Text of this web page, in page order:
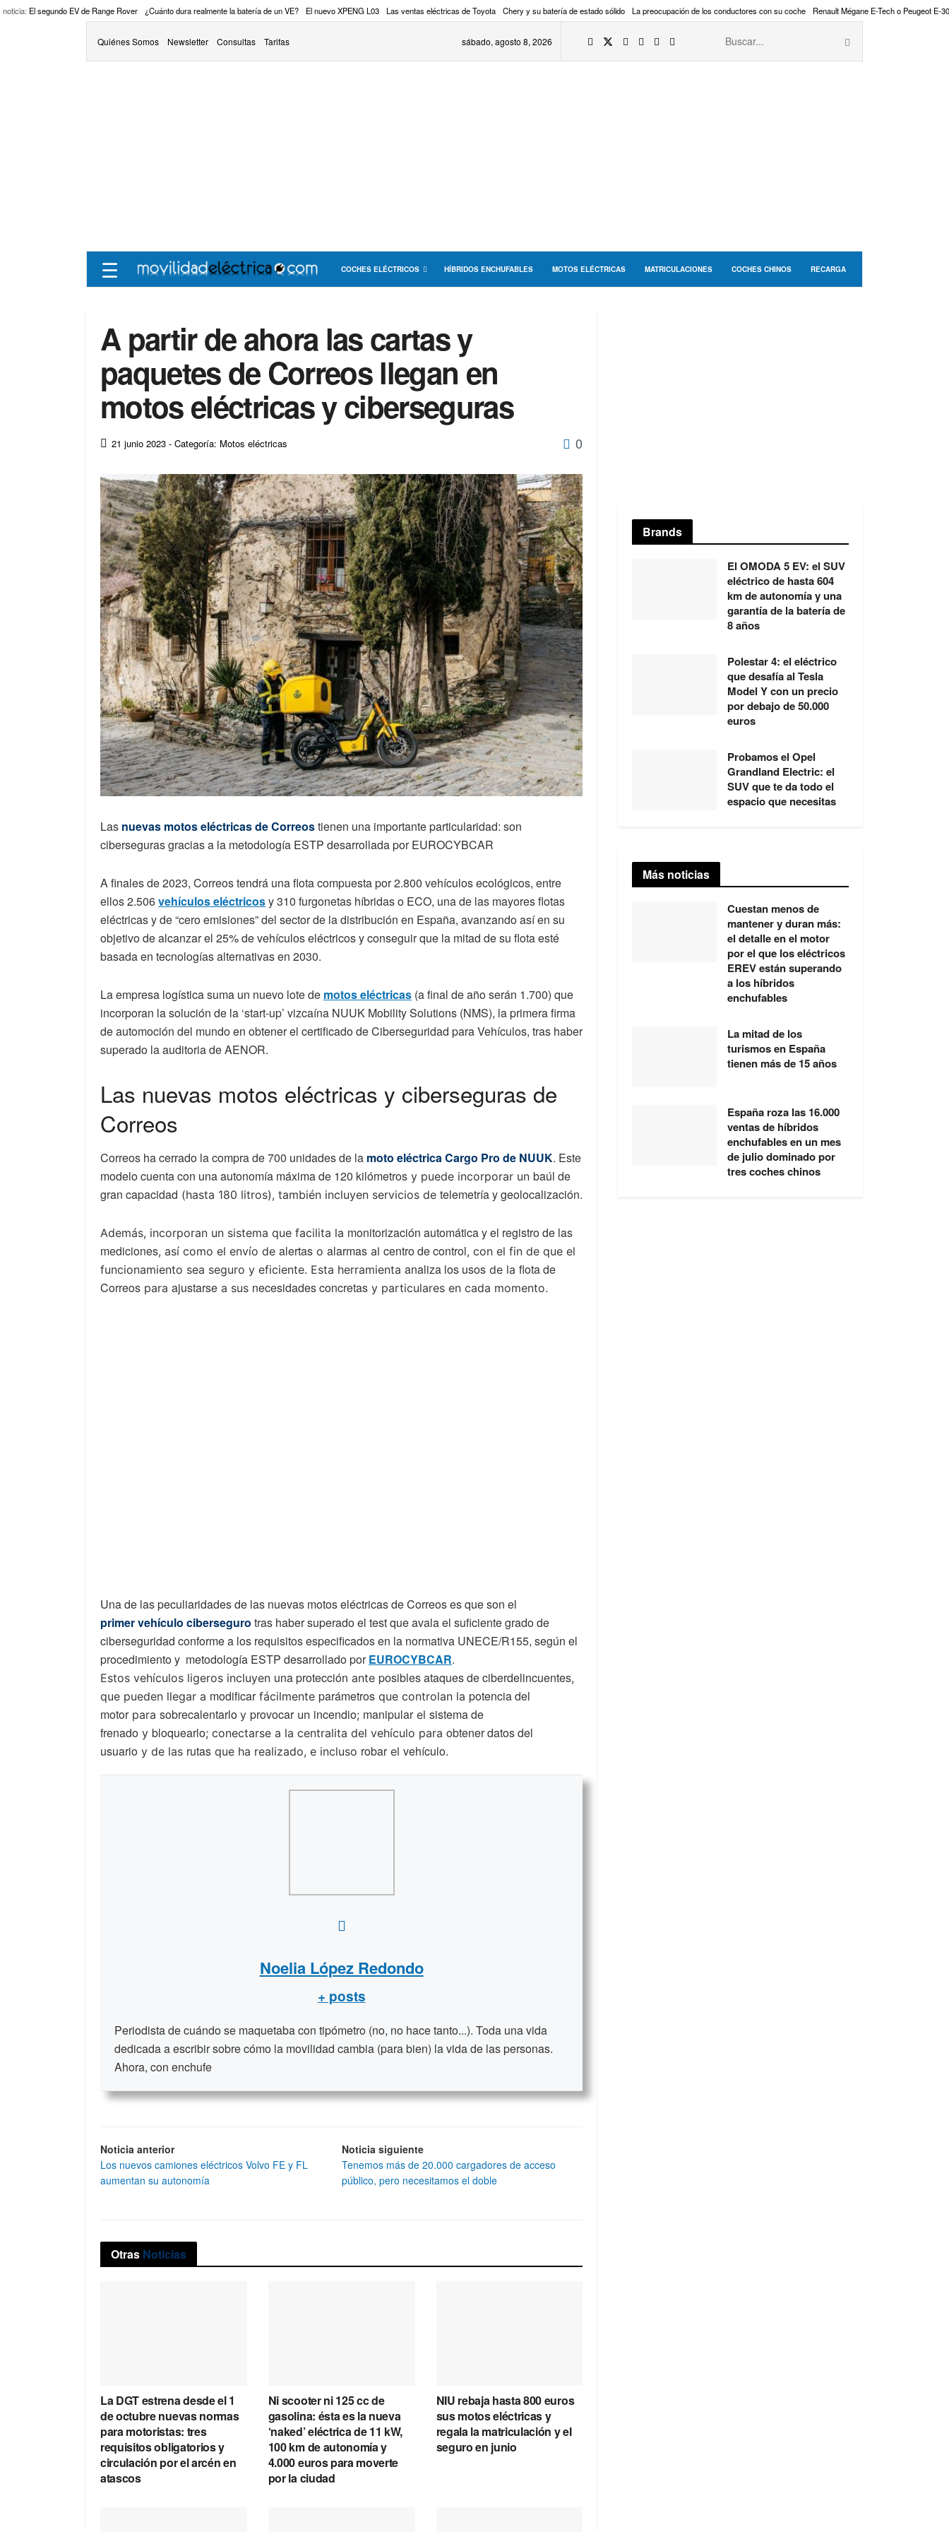
noticia: El segundo EV de Range Rover ¿Cuánto dura realmente la batería de un VE? El nuevo XPENG L03 Las ventas eléctricas de Toyota Chery y su batería de estado sólido La preocupación de los conductores con su coche Renault Mégane E-Tech o Peugeot E-
Quiénes Somos Newsletter Consultas Tarifas sábado, agosto 8, 2026
☰ COCHES ELÉCTRICOS HÍBRIDOS ENCHUFABLES MOTOS ELÉCTRICAS MATRICULACIONES COCHES CHINOS RECARGA
A partir de ahora las cartas y
paquetes de Correos llegan en
motos eléctricas y ciberseguras
21 junio 2023 - Categoría: Motos eléctricas 0
Las nuevas motos eléctricas de Correostienen una importante particularidad: son
ciberseguras gracias a la metodología ESTP desarrollada por EUROCYBCAR
A finales de 2023, Correos tendrá una flota compuesta por 2.800 vehículos ecológicos, entre
ellos 2.506vehículos eléctricosy 310 furgonetas híbridas o ECO, una de las mayores flotas
eléctricas y de “cero emisiones” del sector de la distribución en España, avanzando así en su
objetivo de alcanzar el 25% de vehículos eléctricos y conseguir que la mitad de su flota esté
basada en tecnologías alternativas en 2030.
La empresa logística suma un nuevo lote de motos eléctricas (a final de año serán 1.700) que
incorporan la solución de la ‘start-up’ vizcaína NUUK Mobility Solutions (NMS), la primera firma
de automoción del mundo en obtener el certificado de Ciberseguridad para Vehículos, tras haber
superado la auditoria de AENOR.
Las nuevas motos eléctricas y ciberseguras de
Correos
Correos ha cerrado la compra de 700 unidades de la moto eléctrica Cargo Pro de NUUK. Este
modelo cuenta con una autonomía máxima de 120 kilómetros y puede incorporar un baúl de
gran capacidad (hasta 180 litros), también incluyen servicios de telemetría y geolocalización.
Además, incorporan un sistema que facilita la monitorización automática y el registro de las
mediciones, así como el envío de alertas o alarmas al centro de control, con el fin de que el
funcionamiento sea seguro y eficiente. Esta herramienta analiza los usos de la flota de
Correos para ajustarse a sus necesidades concretas y particulares en cada momento.
Una de las peculiaridades de las nuevas motos eléctricas de Correos es que son el
primer vehículo ciberseguro tras haber superado el test que avala el suficiente grado de
ciberseguridad conforme a los requisitos especificados en la normativa UNECE/R155, según el
procedimiento y metodología ESTP desarrollado porEUROCYBCAR.
Estos vehículos ligeros incluyen una protección ante posibles ataques de ciberdelincuentes,
que pueden llegar a modificarfácilmente parámetros que controlan la potencia del
motorpara sobrecalentarlo y provocarun incendio; manipularel sistema de
frenado y bloquearlo; conectarse a la centralita del vehículo para obtener datos del
usuario y de las rutas que ha realizado, e incluso robarel vehículo.
Noelia López Redondo
+ posts
Periodista de cuándo se maquetaba con tipómetro (no, no hace tanto...). Toda una vida
dedicada a escribir sobre cómo la movilidad cambia (para bien) la vida de las personas.
Ahora, con enchufe
Noticia anterior
Los nuevos camiones eléctricos Volvo FE y FL
aumentan su autonomía
Noticia siguiente
Tenemos más de 20.000 cargadores de acceso
público, pero necesitamos el doble
Otras Noticias
La DGT estrena desde el 1
de octubre nuevas normas
para motoristas: tres
requisitos obligatorios y
circulación por el arcén en
atascos
Ni scooter ni 125 cc de
gasolina: ésta es la nueva
‘naked’ eléctrica de 11 kW,
100 km de autonomía y
4.000 euros para moverte
por la ciudad
NIU rebaja hasta 800 euros
sus motos eléctricas y
regala la matriculación y el
seguro en junio
Brands
El OMODA 5 EV: el SUV
eléctrico de hasta 604
km de autonomía y una
garantía de la batería de
8 años
Polestar 4: el eléctrico
que desafía al Tesla
Model Y con un precio
por debajo de 50.000
euros
Probamos el Opel
Grandland Electric: el
SUV que te da todo el
espacio que necesitas
Más noticias
Cuestan menos de
mantener y duran más:
el detalle en el motor
por el que los eléctricos
EREV están superando
a los híbridos
enchufables
La mitad de los
turismos en España
tienen más de 15 años
España roza las 16.000
ventas de híbridos
enchufables en un mes
de julio dominado por
tres coches chinos